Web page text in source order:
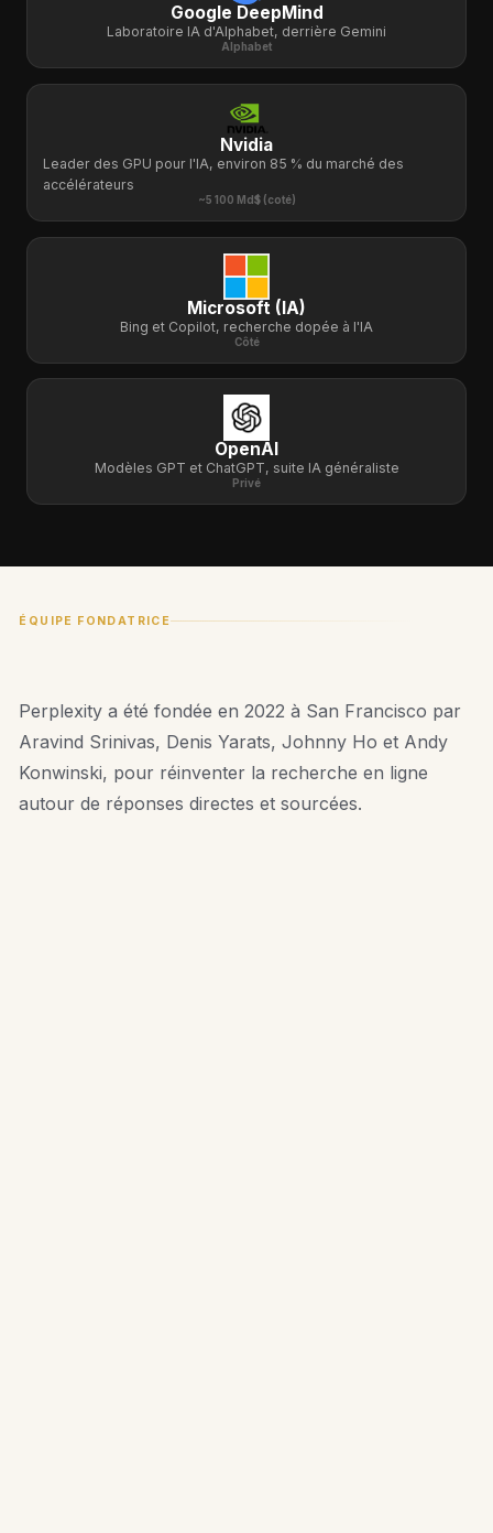
Google DeepMind
Laboratoire IA d'Alphabet, derrière Gemini
Alphabet
Nvidia
Leader des GPU pour l'IA, environ 85 % du marché des
accélérateurs
~5 100 Md$ (coté)
Microsoft (IA)
Bing et Copilot, recherche dopée à l'IA
Côté
OpenAI
Modèles GPT et ChatGPT, suite IA généraliste
Privé
ÉQUIPE FONDATRICE
Perplexity a été fondée en 2022 à San Francisco par
Aravind Srinivas, Denis Yarats, Johnny Ho et Andy
Konwinski, pour réinventer la recherche en ligne
autour de réponses directes et sourcées.